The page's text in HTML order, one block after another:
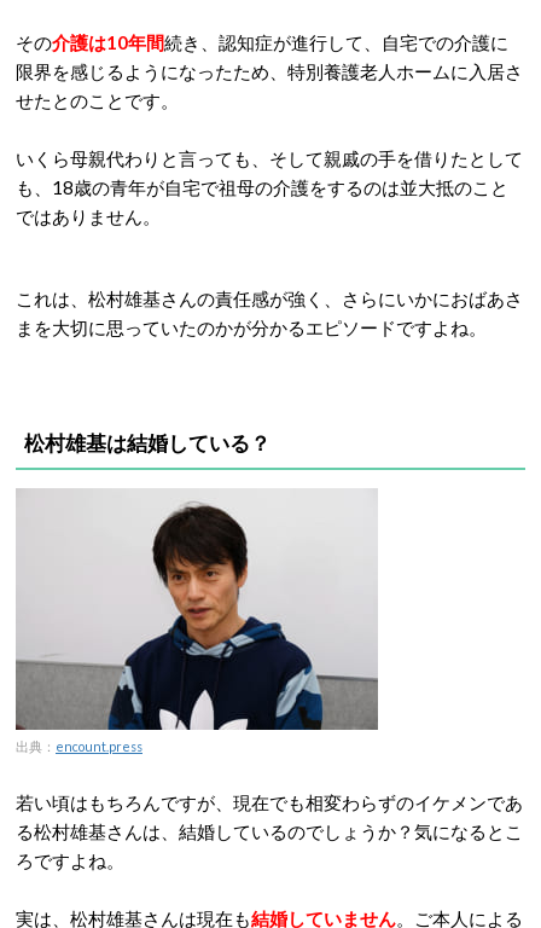
その介護は10年間続き、認知症が進行して、自宅での介護に
限界を感じるようになったため、特別養護老人ホームに入居さ
せたとのことです。
いくら母親代わりと言っても、そして親戚の手を借りたとして
も、18歳の青年が自宅で祖母の介護をするのは並大抵のこと
ではありません。
これは、松村雄基さんの責任感が強く、さらにいかにおばあさ
まを大切に思っていたのかが分かるエピソードですよね。
松村雄基は結婚している？
出典： encount.press
若い頃はもちろんですが、現在でも相変わらずのイケメンであ
る松村雄基さんは、結婚しているのでしょうか？気になるとこ
ろですよね。
実は、松村雄基さんは現在も結婚していません 。ご本人による